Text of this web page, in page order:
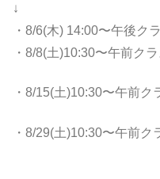
↓
・8/6(木) 14:00〜午後ク
・8/8(土)10:30〜午前ク
・8/15(土)10:30〜午前
・8/29(土)10:30〜午前